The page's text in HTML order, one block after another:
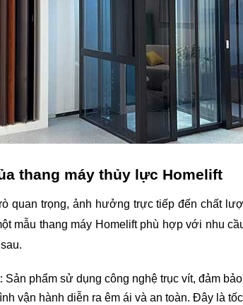
thang máy thủy lực Homelift
quan trọng, ảnh hưởng trực tiếp đến chất
mẫu thang máy Homelift phù hợp với nhu
Sản phẩm sử dụng công nghệ trục vít, đảm
vận hành diễn ra êm ái và an toàn. Đây là